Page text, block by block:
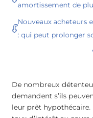
amortissement de
Nouveaux acheteurs
: qui peut prolonger
De nombreux
demandent s’ils
leur prêt hypothécaire.